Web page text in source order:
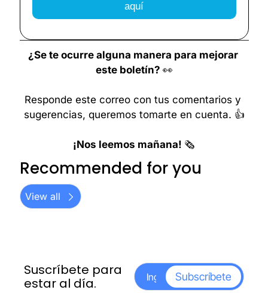
aquí
¿Se te ocurre alguna manera para mejorar
este boletín? 👀
Responde este correo con tus comentarios y
sugerencias, queremos tomarte en cuenta. 👍
¡Nos leemos mañana! 🗞️
Recommended for you
View all
Suscríbete para
estar al día.
Subscríbete